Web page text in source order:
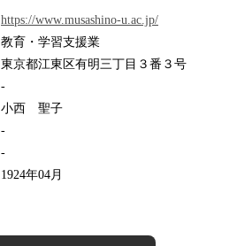
https://www.musashino-u.ac.jp/
教育・学習支援業
東京都江東区有明三丁目３番３号
-
小西 聖子
-
-
1924年04月